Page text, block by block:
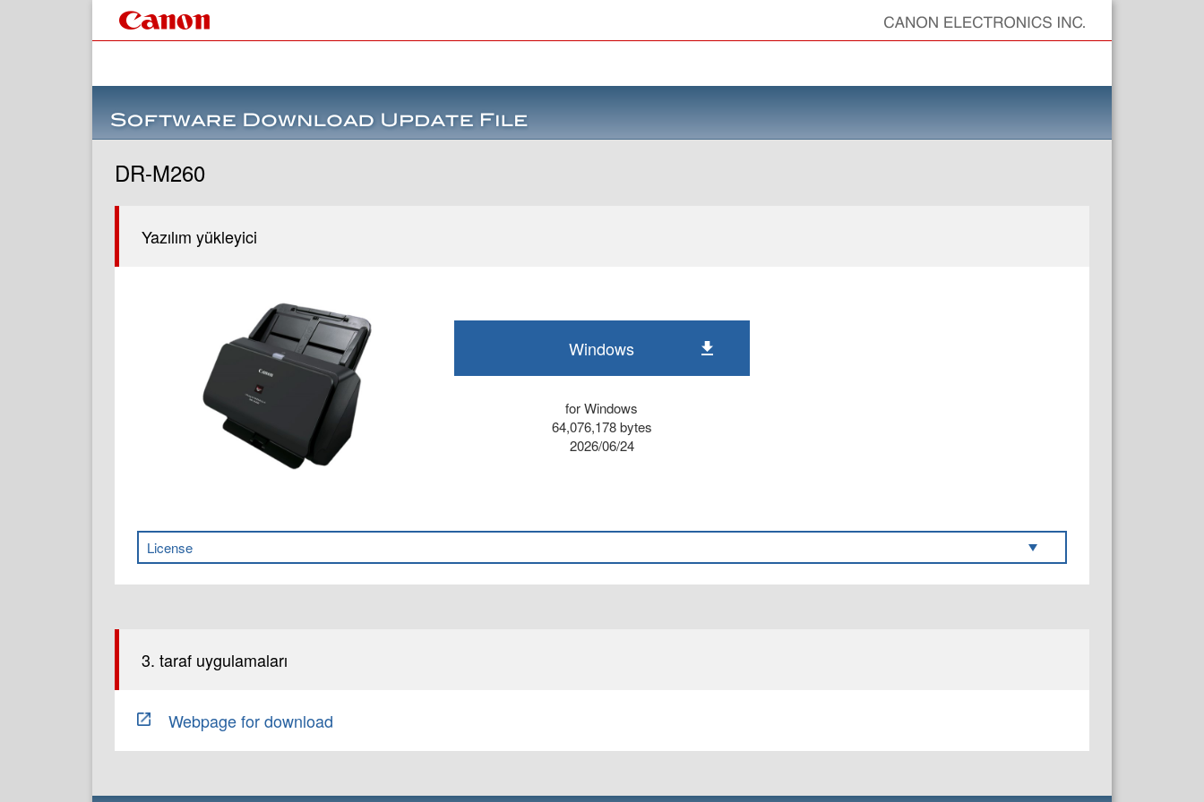
DR-M260
Yazılım yükleyici
Windows
for Windows
64,076,178 bytes
2026/06/24
License
3. taraf uygulamaları
Webpage for download